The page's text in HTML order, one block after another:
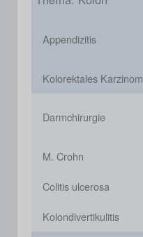
Appendizitis
Kolorektales Karzinom
Darmchirurgie
M. Crohn
Colitis ulcerosa
Kolondivertikulitis